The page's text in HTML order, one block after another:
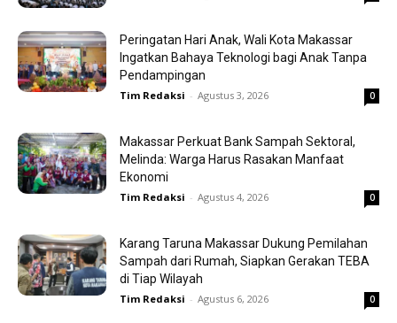
Peringatan Hari Anak, Wali Kota Makassar
Ingatkan Bahaya Teknologi bagi Anak Tanpa
Pendampingan
Tim Redaksi - Agustus 3, 2026 0
Makassar Perkuat Bank Sampah Sektoral,
Melinda: Warga Harus Rasakan Manfaat
Ekonomi
Tim Redaksi - Agustus 4, 2026 0
Karang Taruna Makassar Dukung Pemilahan
Sampah dari Rumah, Siapkan Gerakan TEBA
di Tiap Wilayah
Tim Redaksi - Agustus 6, 2026 0